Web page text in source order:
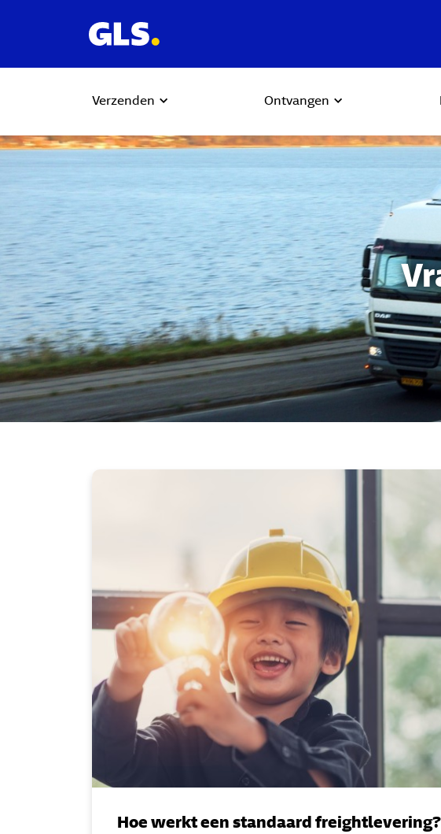
Verzenden Ontvangen
Carousel with slides shown at a time. Use the Previous and Next buttons
Hoe werkt een standaard freightlevering?